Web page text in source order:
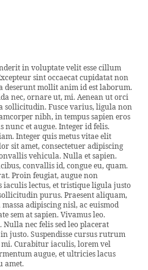
in voluptate velit esse cillum
sint occaecat cupidatat non
deserunt mollit anim id est laborum.
nec, ornare ut, mi. Aenean ut orci
sollicitudin. Fusce varius, ligula non
nibh, in tempus sapien eros
nunc et augue. Integer id felis.
Integer quis metus vitae elit
sit amet, consectetuer adipiscing
vehicula. Nulla et sapien.
convallis id, congue eu, quam.
Proin feugiat, augue non
iaculis lectus, et tristique ligula justo
purus. Praesent aliquam,
adipiscing nisl, ac euismod
sem at sapien. Vivamus leo.
nec felis sed leo placerat
justo. Suspendisse cursus rutrum
Curabitur iaculis, lorem vel
augue, et ultricies lacus
amet.